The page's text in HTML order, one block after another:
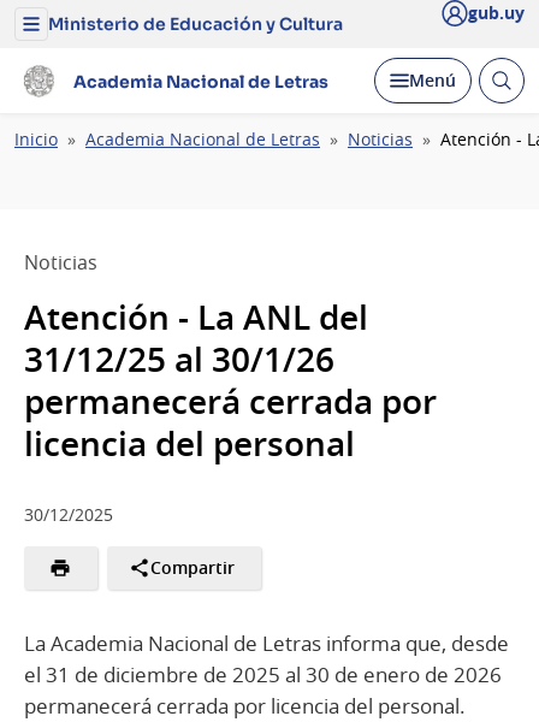
Menú
Ministerio
de
y
Cultura
Ministerio de Educación y Cultura gub.uy
Academia Nacional de Letras Desplegar
Menú Abrir
Ruta
Inicio Academia Nacional de Letras Noticias Atención -
Noticias
Atención - La ANL del
31/12/25 al 30/1/26
permanecerá cerrada por
licencia del personal
30/12/2025
Compartir
La Academia Nacional de Letras informa que, desde
el 31 de diciembre de 2025 al 30 de enero de 2026
permanecerá cerrada por licencia del personal.